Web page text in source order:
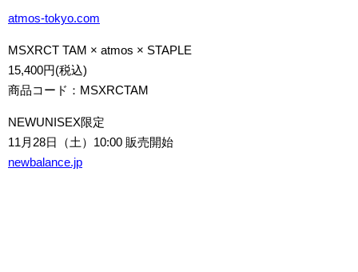
atmos-tokyo.com
MSXRCT TAM × atmos × STAPLE
15,400円(税込)
商品コード：MSXRCTAM
NEWUNISEX限定
11月28日（土）10:00 販売開始
newbalance.jp